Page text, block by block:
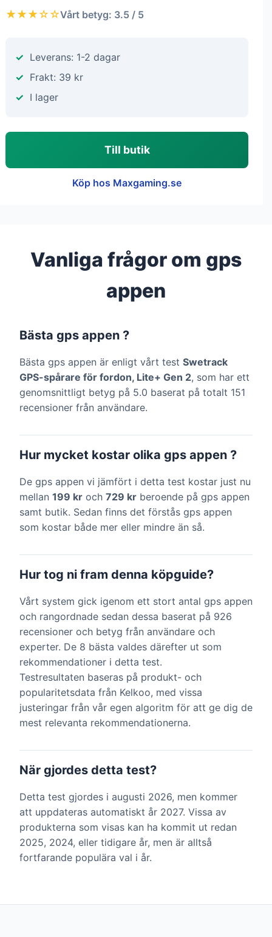
★★★☆☆Vårt betyg: 3.5 / 5
Leverans: 1-2 dagar
Frakt: 39 kr
I lager
Till butik
Köp hos Maxgaming.se
Vanliga frågor om gps
appen
Bästa gps appen ?
Bästa gps appen är enligt vårt test Swetrack
GPS-spårare för fordon, Lite+ Gen 2, som har ett
genomsnittligt betyg på 5.0 baserat på totalt 151
recensioner från användare.
Hur mycket kostar olika gps appen ?
De gps appen vi jämfört i detta test kostar just nu
mellan 199 kr och 729 kr beroende på gps appen
samt butik. Sedan finns det förstås gps appen
som kostar både mer eller mindre än så.
Hur tog ni fram denna köpguide?
Vårt system gick igenom ett stort antal gps appen
och rangordnade sedan dessa baserat på 926
recensioner och betyg från användare och
experter. De 8 bästa valdes därefter ut som
rekommendationer i detta test.
Testresultaten baseras på produkt- och
popularitetsdata från Kelkoo, med vissa
justeringar från vår egen algoritm för att ge dig de
mest relevanta rekommendationerna.
När gjordes detta test?
Detta test gjordes i augusti 2026, men kommer
att uppdateras automatiskt år 2027. Vissa av
produkterna som visas kan ha kommit ut redan
2025, 2024, eller tidigare år, men är alltså
fortfarande populära val i år.